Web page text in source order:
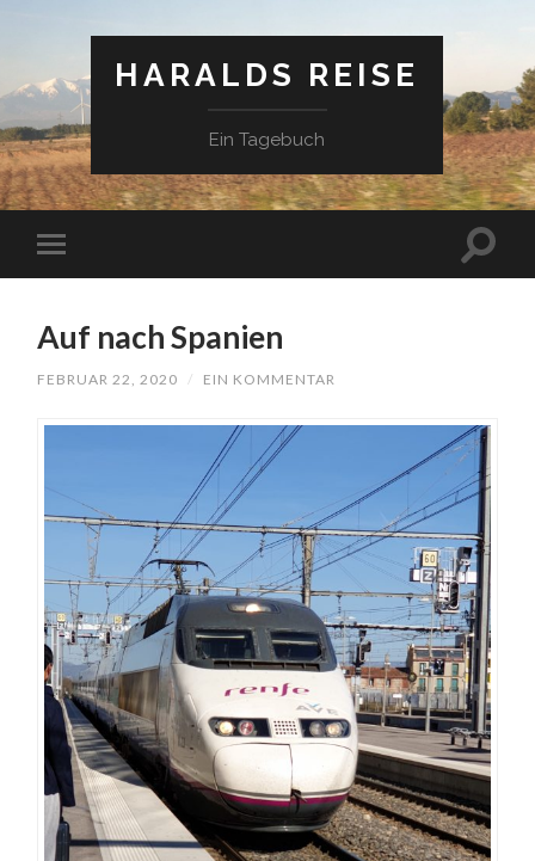
HARALDS REISE
Ein Tagebuch
Auf nach Spanien
FEBRUAR 22, 2020 / EIN KOMMENTAR